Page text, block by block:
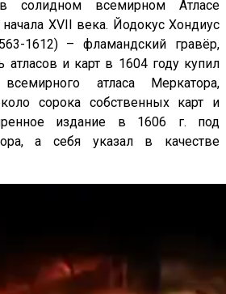
солидном всемирном Атласе
XVII века. Йодокус Хондиус
1612) – фламандский гравёр,
атласов и карт в 1604 году купил
атласа Меркатора,
сорока собственных карт и
издание в 1606 г. под
а себя указал в качестве